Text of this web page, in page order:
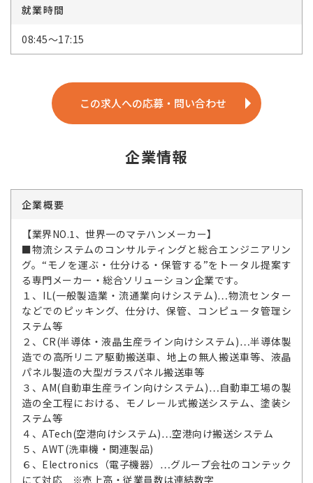
就業時間
08:45～17:15
この求人への応募・問い合わせ
企業情報
企業概要
【業界NO.1、世界一のマテハンメーカー】
■物流システムのコンサルティングと総合エンジニアリン
グ。“モノを運ぶ・仕分ける・保管する”をトータル提案す
る専門メーカー・総合ソリューション企業です。
１、IL(一般製造業・流通業向けシステム)…物流センター
などでのピッキング、仕分け、保管、コンピュータ管理シ
ステム等
２、CR(半導体・液晶生産ライン向けシステム)…半導体製
造での高所リニア駆動搬送車、地上の無人搬送車等、液晶
パネル製造の大型ガラスパネル搬送車等
３、AM(自動車生産ライン向けシステム)…自動車工場の製
造の全工程における、モノレール式搬送システム、塗装シ
ステム等
４、ATech(空港向けシステム)…空港向け搬送システム
５、AWT(洗車機・関連製品)
６、Electronics（電子機器）…グループ会社のコンテック
にて対応 ※売上高・従業員数は連結数字